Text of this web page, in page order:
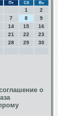
Пт Сб Вс
1
2
7 8
9
14 15
16
21 22
23
28 29
30
о